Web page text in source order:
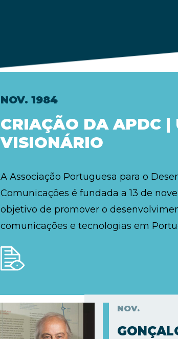
NOV. 1984
CRIAÇÃO DA APDC |
VISIONÁRIO
A Associação Portuguesa para o
Comunicações é fundada a 13 de
objetivo de promover o
comunicações e tecnologias em
NOV.